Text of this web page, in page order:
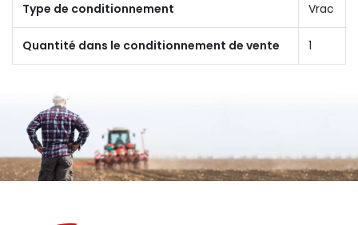
Type de conditionnement Vrac
Quantité dans le conditionnement de vente 1